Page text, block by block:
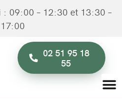
09:00 – 12:30 et 13:30 –
17:00
02 51 95 18
55